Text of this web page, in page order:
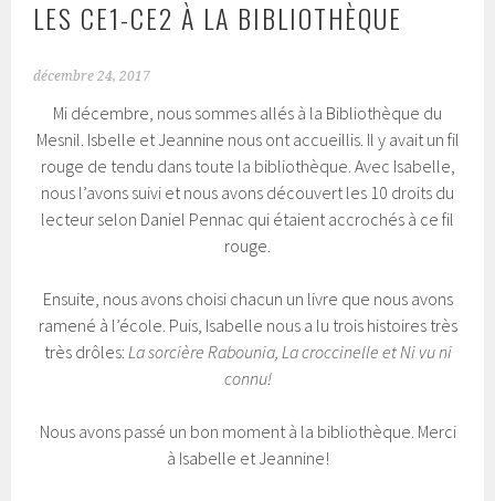
LES CE1-CE2 À LA BIBLIOTHÈQUE
décembre 24, 2017
Mi décembre, nous sommes allés à la Bibliothèque du
Mesnil. Isbelle et Jeannine nous ont accueillis. Il y avait un fil
rouge de tendu dans toute la bibliothèque. Avec Isabelle,
nous l’avons suivi et nous avons découvert les 10 droits du
lecteur selon Daniel Pennac qui étaient accrochés à ce fil
rouge.
Ensuite, nous avons choisi chacun un livre que nous avons
ramené à l’école. Puis, Isabelle nous a lu trois histoires très
très drôles: La sorcière Rabounia, La croccinelle et Ni vu ni
connu!
Nous avons passé un bon moment à la bibliothèque. Merci
à Isabelle et Jeannine!